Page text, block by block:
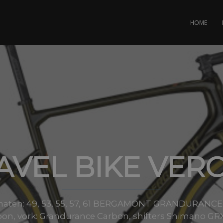
HOME
BIKE
49, 53, 55, 57, 61 BERGAMONT
vork: Grandurance Carbon, shifters Shimano